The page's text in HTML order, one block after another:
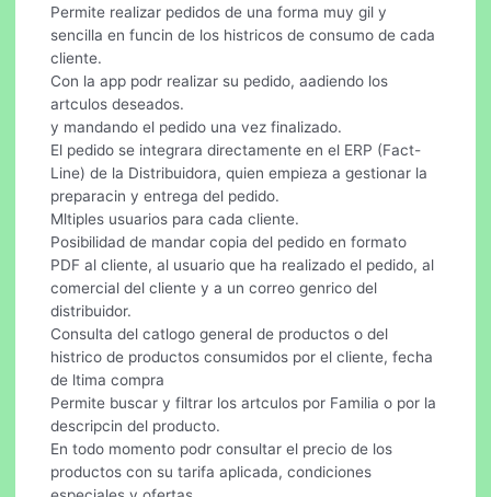
Permite realizar pedidos de una forma muy gil y
sencilla en funcin de los histricos de consumo de cada
cliente.
Con la app podr realizar su pedido, aadiendo los
artculos deseados.
y mandando el pedido una vez finalizado.
El pedido se integrara directamente en el ERP (Fact-
Line) de la Distribuidora, quien empieza a gestionar la
preparacin y entrega del pedido.
Mltiples usuarios para cada cliente.
Posibilidad de mandar copia del pedido en formato
PDF al cliente, al usuario que ha realizado el pedido, al
comercial del cliente y a un correo genrico del
distribuidor.
Consulta del catlogo general de productos o del
histrico de productos consumidos por el cliente, fecha
de ltima compra
Permite buscar y filtrar los artculos por Familia o por la
descripcin del producto.
En todo momento podr consultar el precio de los
productos con su tarifa aplicada, condiciones